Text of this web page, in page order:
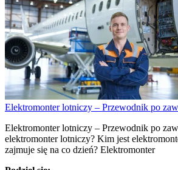
Elektromonter lotniczy – Przewodnik po
Elektromonter lotniczy – Przewodnik po
elektromonter lotniczy? Kim jest
zajmuje się na co dzień? Elektromonter